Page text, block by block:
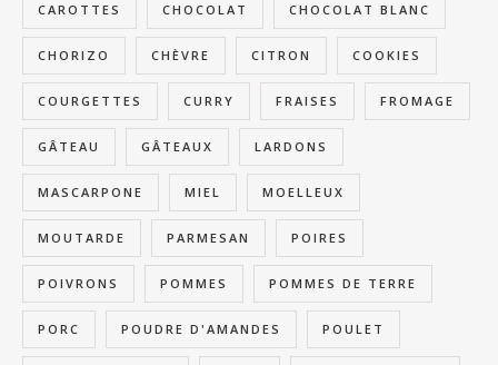
CAROTTES CHOCOLAT CHOCOLAT BLANC
CHORIZO CHÈVRE CITRON COOKIES
COURGETTES CURRY FRAISES FROMAGE
GÂTEAU GÂTEAUX LARDONS
MASCARPONE MIEL MOELLEUX
MOUTARDE PARMESAN POIRES
POIVRONS POMMES POMMES DE TERRE
PORC POUDRE D'AMANDES POULET